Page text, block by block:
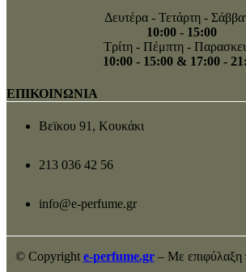
Δευτέρα - Τετάρτη -
10:00 - 15:00
Τρίτη - Πέμπτη -
10:00 - 15:00 & 17:00 -
ΕΠΙΚΟΙΝΩΝΙΑ
Βεϊκου 91, Κουκάκι
213 036 42 56
info@e-perfume.gr
© Copyright e-perfume.gr– Με επιφύλαξη